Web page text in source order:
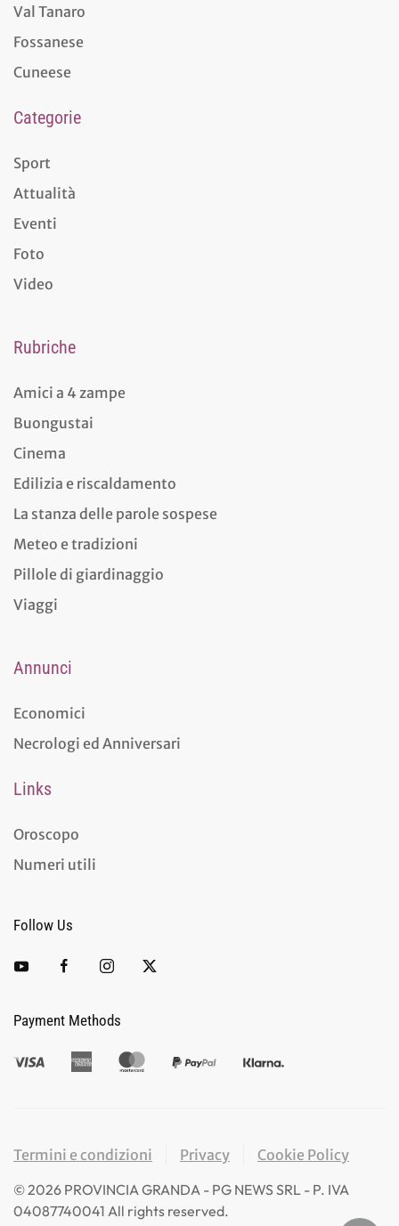
Val Tanaro
Fossanese
Cuneese
Categorie
Sport
Attualità
Eventi
Foto
Video
Rubriche
Amici a 4 zampe
Buongustai
Cinema
Edilizia e riscaldamento
La stanza delle parole sospese
Meteo e tradizioni
Pillole di giardinaggio
Viaggi
Annunci
Economici
Necrologi ed Anniversari
Links
Oroscopo
Numeri utili
Follow Us
Payment Methods
Termini e condizioni Privacy
Cookie Policy
© 2026 PROVINCIA GRANDA - PG NEWS SRL - P. IVA
04087740041 All rights reserved.